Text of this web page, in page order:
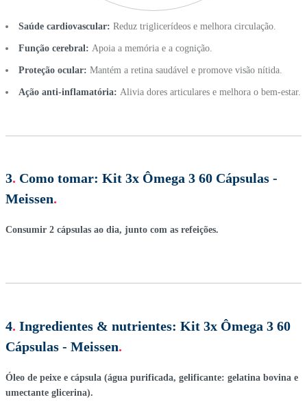
Saúde cardiovascular: Reduz triglicerídeos e melhora circulação.
Função cerebral: Apoia a memória e a cognição.
Proteção ocular: Mantém a retina saudável e promove visão nítida.
Ação anti-inflamatória: Alivia dores articulares e melhora o bem-estar.
3. Como tomar: Kit 3x Ômega 3 60 Cápsulas -
Meissen.
Consumir 2 cápsulas ao dia, junto com as refeições.
4. Ingredientes & nutrientes: Kit 3x Ômega 3 60
Cápsulas - Meissen.
Óleo de peixe e cápsula (água purificada, gelificante: gelatina bovina e
umectante glicerina).